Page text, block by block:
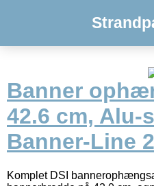
Banner
42.6 cm, Alu-
Banner-Line
Komplet DSI